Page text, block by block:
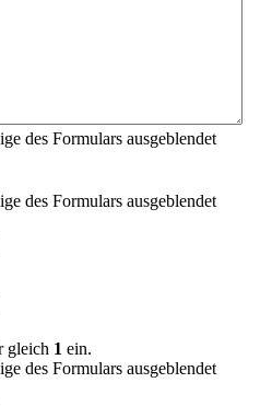
des Formulars ausgeblendet
des Formulars ausgeblendet
gleich 1 ein.
des Formulars ausgeblendet